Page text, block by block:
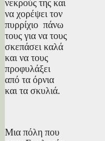
νεκρούς της και
να χορέψει τον
πυρρίχιο πάνω
τους για να τους
σκεπάσει καλά
και να τους
προφυλάξει
από τα όρνια
και τα σκυλιά.
Μια πόλη που